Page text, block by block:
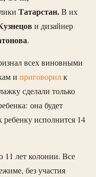
Татарстан.В их
и дизайнер
.
всех виновными
и приговорилк
сделали только
она будет
ребенку исполнится 14
11 лет колонии. Все
без участия